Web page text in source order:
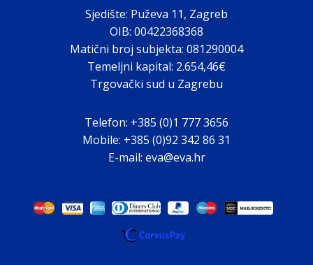
Sjedište: Puževa 11, Zagreb
OIB: 00422368368
Matični broj subjekta: 081290004
Temeljni kapital: 2.654,46€
Trgovački sud u Zagrebu
Telefon: +385 (0)1 777 3656
Mobile: +385 (0)92 342 86 31
E-mail: eva@eva.hr